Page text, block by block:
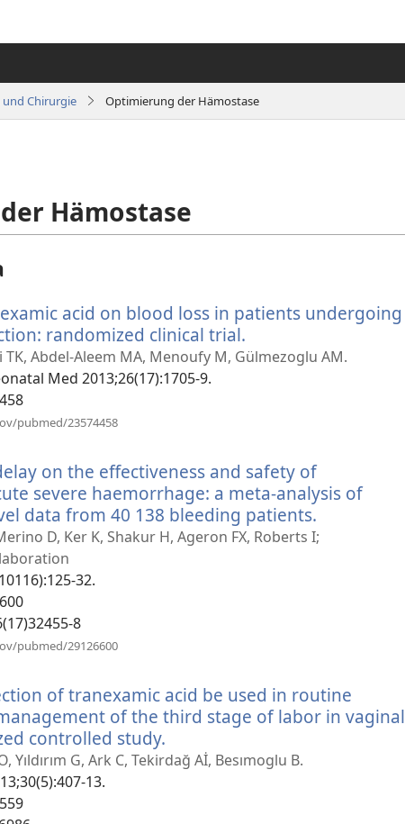
und Chirurgie Optimierung der Hämostase
Hämostase
acid on blood loss in patients undergoing
randomized clinical trial.
neues
Abdel-Aleem MA, Menoufy M, Gülmezoglu AM.
Med 2013;26(17):1705-9.
pubmed/23574458
on the effectiveness and safety of
severe haemorrhage: a meta-analysis of
data from 40 138 bleeding patients.
neues
D, Ker K, Shakur H, Ageron FX, Roberts I;
32.
8
pubmed/29126600
of tranexamic acid be used in routine
of the third stage of labor in vaginal
controlled study.
neues
Yıldırım G, Ark C, Tekirdağ Aİ, Besımoglu B.
13.